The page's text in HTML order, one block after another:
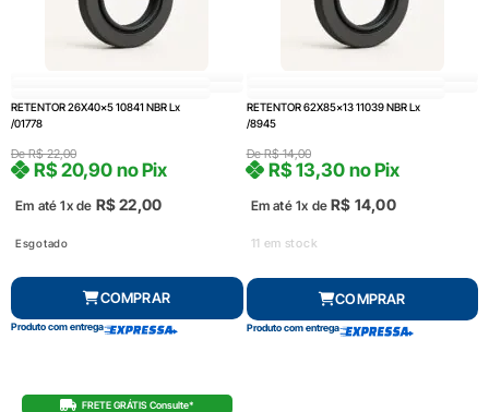
RETENTOR 26X40x5 10841 NBR Lx
/01778
DeR$22,00
Em até 1x de R$22,00
R$20,90 no Pix
Esgotado
COMPRAR
Produto com entrega
RETENTOR 62X85x13 11039 NBR Lx
/8945
DeR$14,00
Em até 1x deR$ 14,00
R$13,30 no Pix
11 em stock
COMPRAR
Produto com entrega
FRETE GRÁTIS Consulte*